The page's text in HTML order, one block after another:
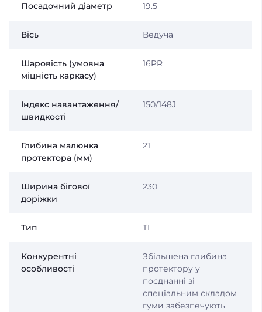
Посадочний діаметр 19.5
Вісь Ведуча
Шаровість (умовна
міцність каркасу)
16PR
Індекс навантаження/
швидкості
150/148J
Глибина малюнка
протектора (мм)
21
Ширина бігової
доріжки
230
Тип TL
Конкурентні
особливості
Збільшена глибина
протектору у
поєднанні зі
спеціальним складом
гуми забезпечують